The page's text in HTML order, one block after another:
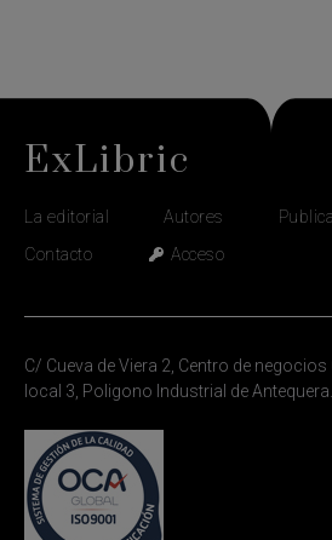
ExLibric
La editorial Autores
Contacto
Acceso
C/ Cueva de Viera 2, Centro de negocios
local 3, Poligono Industrial de Antequera.